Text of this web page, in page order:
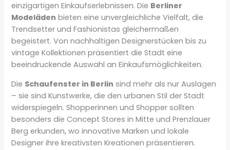
einzigartigen Einkaufserlebnissen. Die Berliner
Modeläden bieten eine unvergleichliche Vielfalt, die
Trendsetter und Fashionistas gleichermaßen
begeistert. Von nachhaltigen Designerstücken bis zu
vintage Kollektionen präsentiert die Stadt eine
beeindruckende Auswahl an Einkaufsmöglichkeiten.
Die Schaufenster in Berlin sind mehr als nur Auslagen
– sie sind Kunstwerke, die den urbanen Stil der Stadt
widerspiegeln. Shopperinnen und Shopper sollten
besonders die Concept Stores in Mitte und Prenzlauer
Berg erkunden, wo innovative Marken und lokale
Designer ihre kreativsten Kreationen präsentieren.